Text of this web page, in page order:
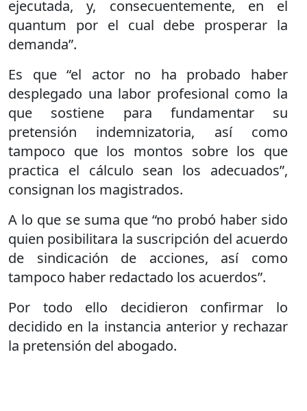
ejecutada, y, consecuentemente, en el
quantum por el cual debe prosperar la
demanda”.
Es que “el actor no ha probado haber
desplegado una labor profesional como la
que sostiene para fundamentar su
pretensión indemnizatoria, así como
tampoco que los montos sobre los que
practica el cálculo sean los adecuados”,
consignan los magistrados.
A lo que se suma que “no probó haber sido
quien posibilitara la suscripción del acuerdo
de sindicación de acciones, así como
tampoco haber redactado los acuerdos”.
Por todo ello decidieron confirmar lo
decidido en la instancia anterior y rechazar
la pretensión del abogado.